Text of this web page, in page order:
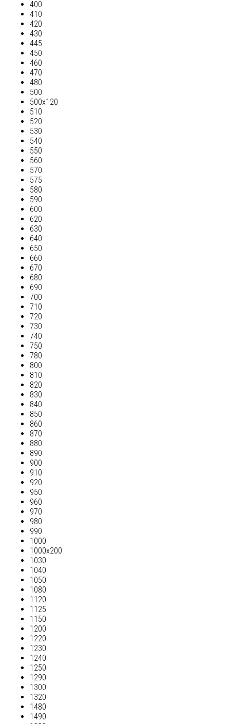
400
410
420
430
445
450
460
470
480
500
500х120
510
520
530
540
550
560
570
575
580
590
600
620
630
640
650
660
670
680
690
700
710
720
730
740
750
780
800
810
820
830
840
850
860
870
880
890
900
910
920
950
960
970
980
990
1000
1000х200
1030
1040
1050
1080
1120
1125
1150
1200
1220
1230
1240
1250
1290
1300
1320
1480
1490